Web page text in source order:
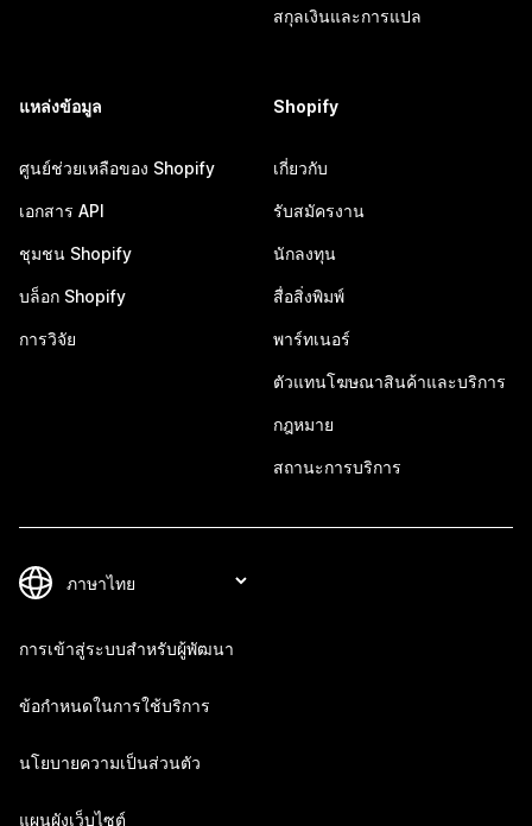
สกุลเงินและการแปล
แหล่งข้อมูล
ศูนย์ช่วยเหลือของ Shopify
เอกสาร API
ชุมชน Shopify
บล็อก Shopify
การวิจัย
Shopify
เกี่ยวกับ
รับสมัครงาน
นักลงทุน
สื่อสิ่งพิมพ์
พาร์ทเนอร์
ตัวแทนโฆษณาสินค้าและบริการ
กฎหมาย
สถานะการบริการ
การเข้าสู่ระบบสำหรับผู้พัฒนา
ข้อกำหนดในการใช้บริการ
นโยบายความเป็นส่วนตัว
แผนผังเว็บไซต์